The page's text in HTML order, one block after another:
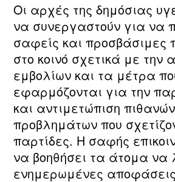
Οι αρχές της δημόσιας
να συνεργαστούν για να
σαφείς και προσβάσιμες
στο κοινό σχετικά με
εμβολίων και τα μέτρα
εφαρμόζονται για την
και αντιμετώπιση πιθανών
προβλημάτων που
παρτίδες. Η σαφής
να βοηθήσει τα άτομα να
ενημερωμένες